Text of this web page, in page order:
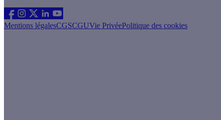
Mentions légalesCGSCGUVie PrivéePolitique des cookies